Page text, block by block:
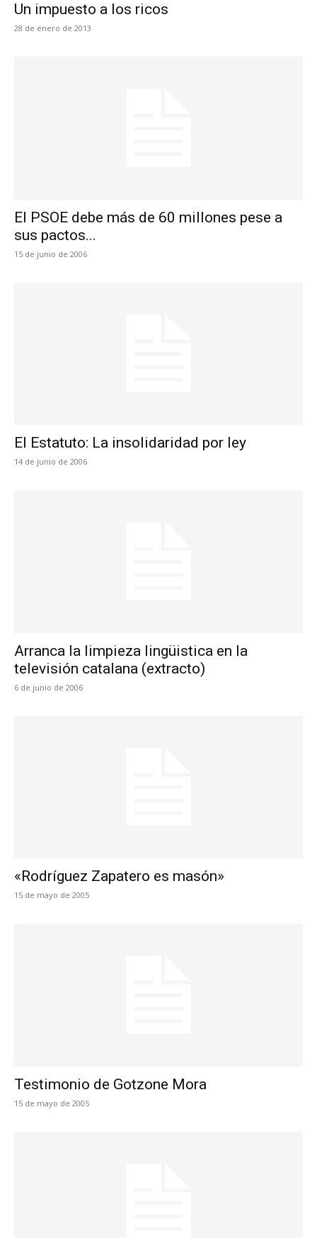
Un impuesto a los ricos
28 de enero de 2013
El PSOE debe más de 60 millones pese a
sus pactos...
15 de junio de 2006
El Estatuto: La insolidaridad por ley
14 de junio de 2006
Arranca la limpieza lingüistica en la
televisión catalana (extracto)
6 de junio de 2006
«Rodríguez Zapatero es masón»
15 de mayo de 2005
Testimonio de Gotzone Mora
15 de mayo de 2005